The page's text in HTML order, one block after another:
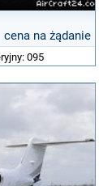
cena na żądanie
095